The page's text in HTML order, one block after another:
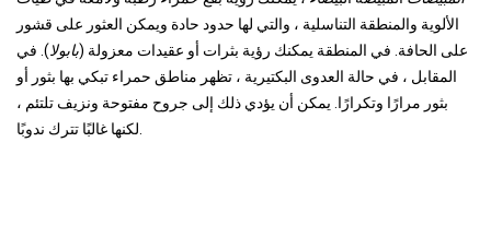
الألوية والمنطقة التناسلية ، والتي لها حدود حادة ويمكن العثور على قشور
على الحافة. في المنطقة يمكنك رؤية بثرات أو عقيدات معزولة (بابولا). في
المقابل ، في حالة العدوى البكتيرية ، تظهر مناطق حمراء تبكي بها بثور أو
بثور مرارًا وتكرارًا. يمكن أن يؤدي ذلك إلى جروح مفتوحة ونزيف تلتئم ،